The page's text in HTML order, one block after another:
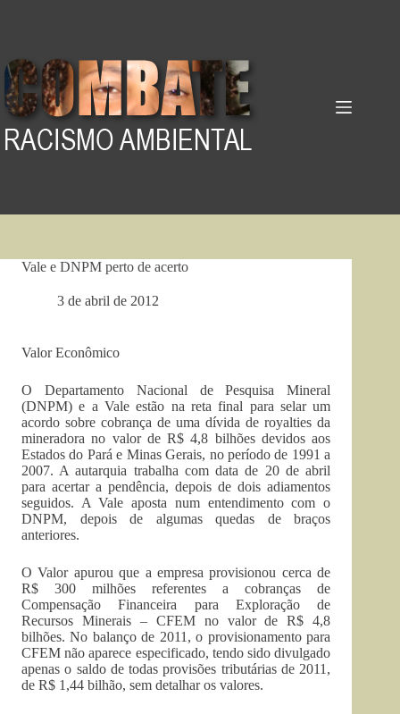
Vale e DNPM perto de acerto
3 de abril de 2012
Valor Econômico
O Departamento Nacional de Pesquisa Mineral
(DNPM) e a Vale estão na reta final para selar um
acordo sobre cobrança de uma dívida de royalties da
mineradora no valor de R$ 4,8 bilhões devidos aos
Estados do Pará e Minas Gerais, no período de 1991 a
2007. A autarquia trabalha com data de 20 de abril
para acertar a pendência, depois de dois adiamentos
seguidos. A Vale aposta num entendimento com o
DNPM, depois de algumas quedas de braços
anteriores.
O Valor apurou que a empresa provisionou cerca de
R$ 300 milhões referentes a cobranças de
Compensação Financeira para Exploração de
Recursos Minerais – CFEM no valor de R$ 4,8
bilhões. No balanço de 2011, o provisionamento para
CFEM não aparece especificado, tendo sido divulgado
apenas o saldo de todas provisões tributárias de 2011,
de R$ 1,44 bilhão, sem detalhar os valores.